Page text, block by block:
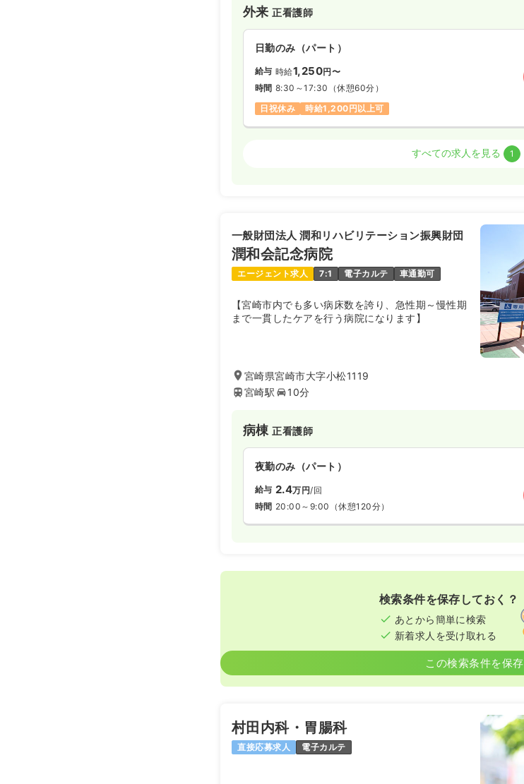
おります。
外来正看護師
日勤のみ（パート）
給与 時給1,250円〜
時間 8:30～17:30 （休憩60分）
日祝休み
時給1,200円以上可
時給1,200円以上可
すべての求人を見る 1
一般財団法人 潤和リハビリテーション振興財団
潤和会記念病院
エージェント求人 7:1 電子カルテ 車通勤可
【宮崎市内でも多い病床数を誇り、急性期～慢性期
まで一貫したケアを行う病院になります】
宮崎県宮崎市大字小松1119
宮崎駅
10分
病棟正看護師
夜勤のみ（パート）
給与 2.4万円/回
時間 20:00～9:00 （休憩120分）
検索条件を保存しておく？
あとから簡単に検索
新着求人を受け取れる
この検索条件を保存
村田内科・胃腸科
直接応募求人 電子カルテ